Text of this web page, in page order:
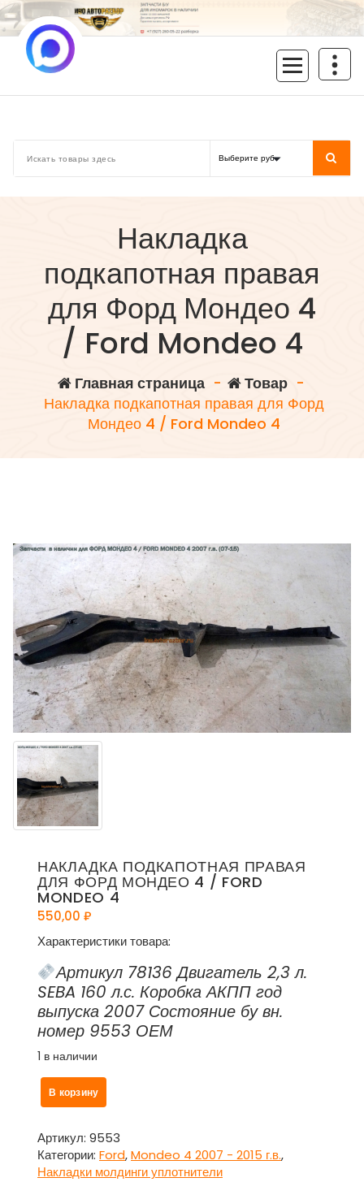
Перейти
к
содержимому
Накладка
подкапотная правая
для Форд Мондео 4
/ Ford Mondeo 4
Главная страница- Товар-
Накладка подкапотная правая для Форд
Мондео 4 / Ford Mondeo 4
НАКЛАДКА ПОДКАПОТНАЯ ПРАВАЯ
ДЛЯ ФОРД МОНДЕО 4 / FORD
MONDEO 4
550,00 ₽
Характеристики товара:
Артикул 78136 Двигатель 2,3 л.
SEBA 160 л.с. Коробка АКПП год
выпуска 2007 Состояние бу вн.
номер 9553 ОЕМ
1 в наличии
Количество
товара
подкапотная
правая
для
В корзину
Артикул: 9553
Категории: Ford,Mondeo 4 2007 - 2015 г.в.,
Накладки молдинги уплотнители